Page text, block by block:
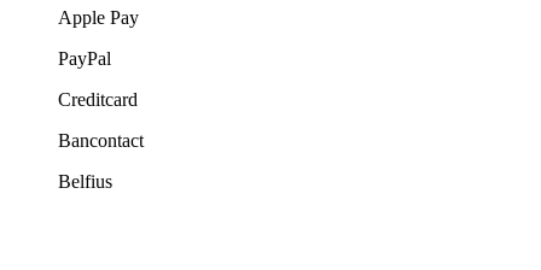
Apple Pay
PayPal
Creditcard
Bancontact
Belfius